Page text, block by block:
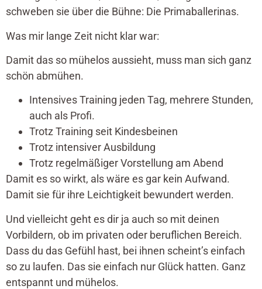
schweben sie über die Bühne: Die Primaballerinas.
Was mir lange Zeit nicht klar war:
Damit das so mühelos aussieht, muss man sich ganz
schön abmühen.
Intensives Training jeden Tag, mehrere Stunden,
auch als Profi.
Trotz Training seit Kindesbeinen
Trotz intensiver Ausbildung
Trotz regelmäßiger Vorstellung am Abend
Damit es so wirkt, als wäre es gar kein Aufwand.
Damit sie für ihre Leichtigkeit bewundert werden.
Und vielleicht geht es dir ja auch so mit deinen
Vorbildern, ob im privaten oder beruflichen Bereich.
Dass du das Gefühl hast, bei ihnen scheint’s einfach
so zu laufen. Das sie einfach nur Glück hatten. Ganz
entspannt und mühelos.